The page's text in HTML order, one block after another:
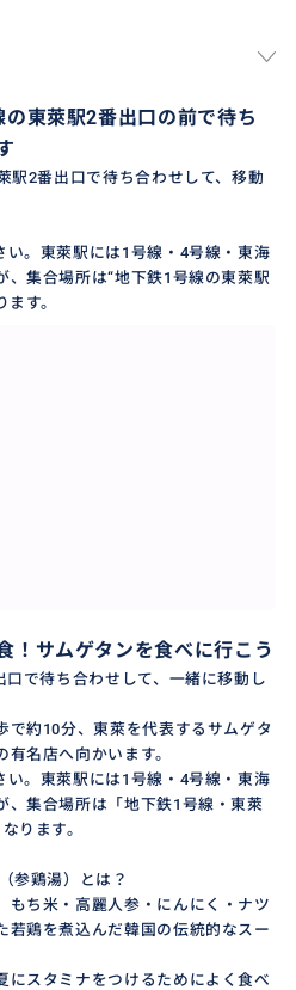
東萊駅2番出口の前で待ち
駅2番出口で待ち合わせして、移動
い。東萊駅には1号線・4号線・東海
、集合場所は“地下鉄1号線の東萊駅
す。
！サムゲタンを食べに行こう
口で待ち合わせして、一緒に移動し
で約10分、東萊を代表するサムゲタ
有名店へ向かいます。
い。東萊駅には1号線・4号線・東海
、集合場所は「地下鉄1号線・東萊
ります。
参鶏湯）とは？
もち米・高麗人参・にんにく・ナツ
若鶏を煮込んだ韓国の伝統的なスー
にスタミナをつけるためによく食べ